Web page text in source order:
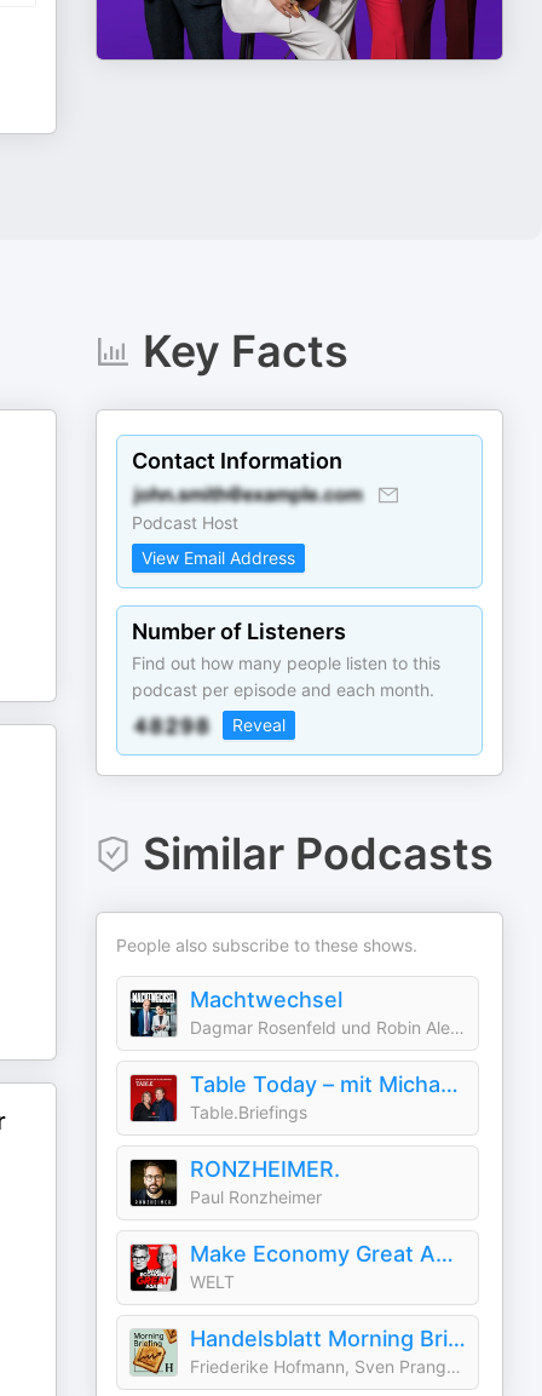
Key Facts
Contact Information
Podcast Host
View Email Address
Number of Listeners
Find out how many people listen to this
podcast per episode and each month.
Reveal
Similar Podcasts
People also subscribe to these shows.
Machtwechsel
Dagmar Rosenfeld und Robin Alexander
Table Today – mit Michael Bröcker und Helene Bubrowski
Table.Briefings
RONZHEIMER.
Paul Ronzheimer
Make Economy Great Again
WELT
Handelsblatt Morning Briefing - News aus Wirtschaft, Politik und Finanzen
Friederike Hofmann, Sven Prange und die Handelsblatt Redaktion, Handelsblatt